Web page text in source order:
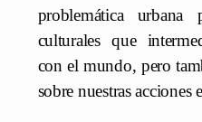
problemática urbana
culturales que
con el mundo, pero
sobre nuestras acciones